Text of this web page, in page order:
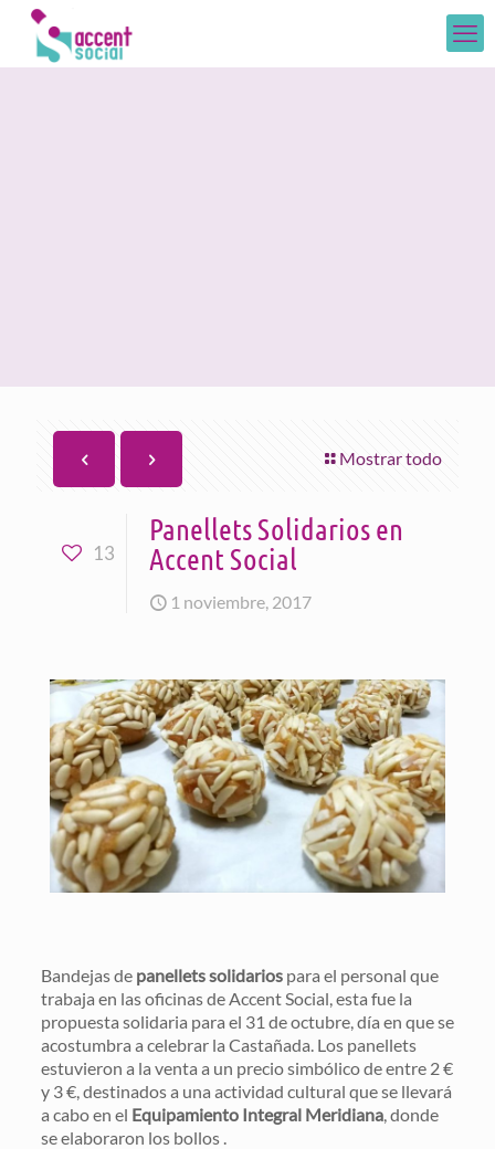
Mostrar todo
13
Panellets Solidarios en
Accent Social
1 noviembre, 2017
Bandejas de panellets solidariospara el personal que
trabaja en las oficinas de Accent Social, esta fue la
propuesta solidaria para el 31 de octubre, día en que se
acostumbra a celebrar la Castañada. Los panellets
estuvieron a la venta a un precio simbólico de entre 2 €
y 3 €, destinados a una actividad cultural que se llevará
a cabo en el Equipamiento Integral Meridiana, donde
se elaboraron los bollos .